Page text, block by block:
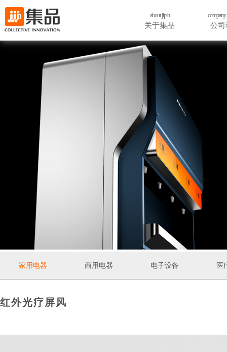
about jipin
关于集品 公司
家用电器 商用电器 电子设备 医
红外光疗屏风